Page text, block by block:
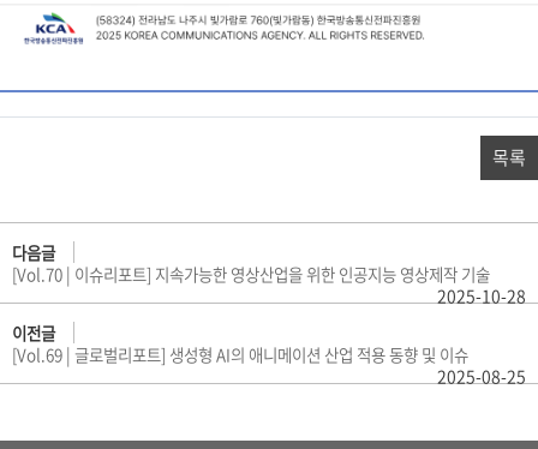
목록
다음글
[Vol.70 | 이슈리포트] 지속가능한 영상산업을 위한 인공지능 영상제작 기술
2025-10-28
이전글
[Vol.69 | 글로벌리포트] 생성형 AI의 애니메이션 산업 적용 동향 및 이슈
2025-08-25